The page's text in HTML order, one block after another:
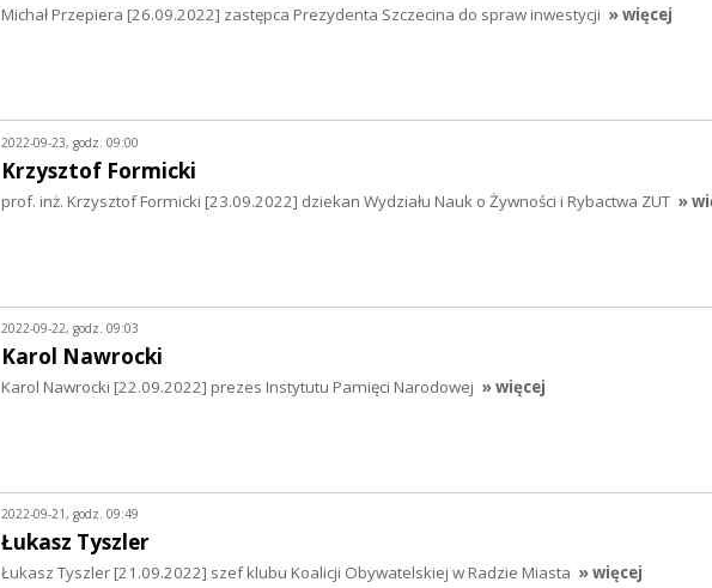
Michał Przepiera [26.09.2022] zastępca Prezydenta Szczecina do spraw inwestycji » więcej
2022-09-23, godz. 09:00
Krzysztof Formicki
prof. inż. Krzysztof Formicki [23.09.2022] dziekan Wydziału Nauk o Żywności i Rybactwa ZUT »
2022-09-22, godz. 09:03
Karol Nawrocki
Karol Nawrocki [22.09.2022] prezes Instytutu Pamięci Narodowej » więcej
2022-09-21, godz. 09:49
Łukasz Tyszler
Łukasz Tyszler [21.09.2022] szef klubu Koalicji Obywatelskiej w Radzie Miasta » więcej